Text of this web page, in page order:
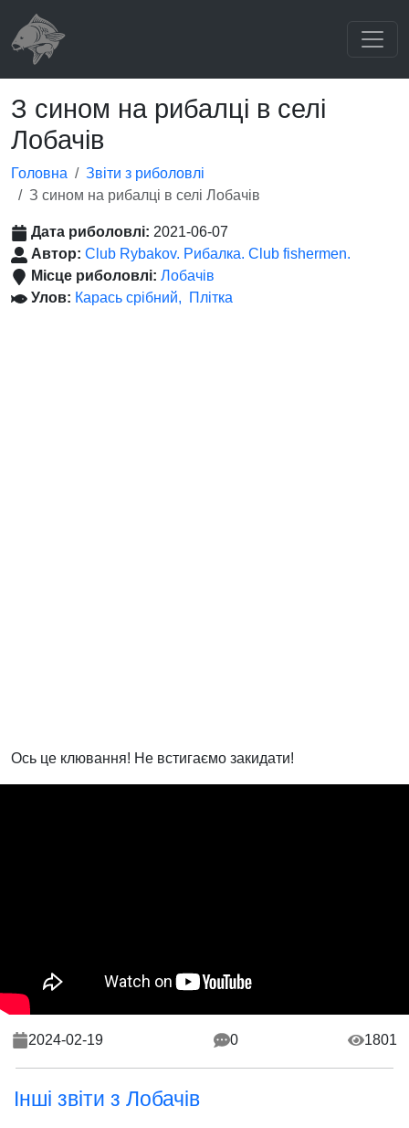
З сином на рибалці в селі
Лобачів
Головна
Звіти з риболовлі
З сином на рибалці в селі Лобачів
Дата риболовлі: 2021-06-07
Автор: Club Rybakov. Рибалка. Club fishermen.
Місце риболовлі: Лобачів
Улов: Карась срібний Плітка
Ось це клювання! Не встигаємо закидати!
2024-02-19 0 1801
Інші звіти з Лобачів